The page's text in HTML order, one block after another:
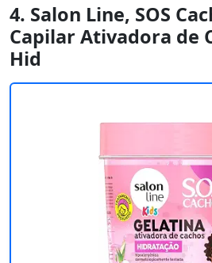
4. Salon Line, SOS
Capilar Ativadora de
Hid